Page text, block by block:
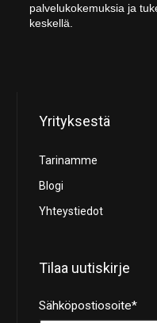
palvelukokemuksia ja
keskellä.
Yrityksestä
Tarinamme
Blogi
Yhteystiedot
Tilaa uutiskirje
Sähköpostiosoite*